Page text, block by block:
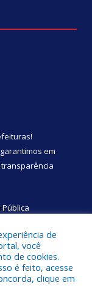
!
em
de São
de
você
de cookies.
é feito, acesse
clique em